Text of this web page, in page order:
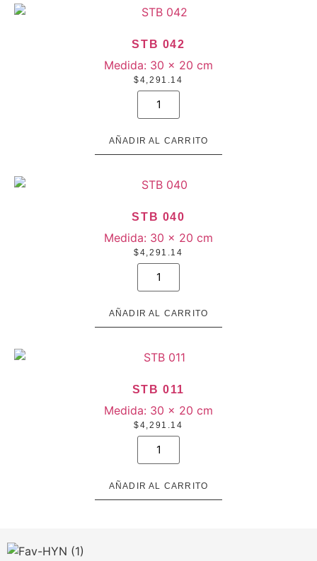
STB 042
Medida: 30 × 20 cm
$4,291.14
STB
042
cantidad
AÑADIR AL CARRITO
STB 040
Medida: 30 × 20 cm
$4,291.14
STB
040
cantidad
AÑADIR AL CARRITO
STB 011
Medida: 30 × 20 cm
$4,291.14
STB
cantidad
AÑADIR AL CARRITO